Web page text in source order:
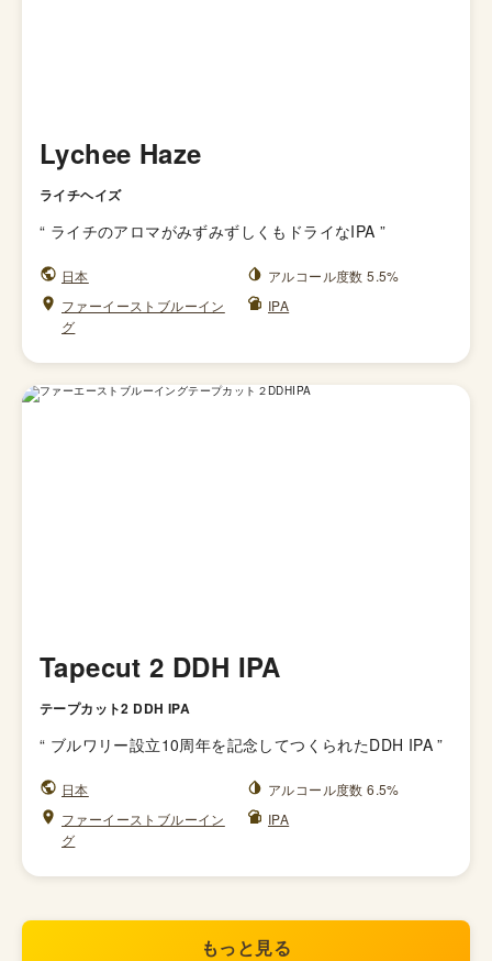
Lychee Haze
ライチヘイズ
“ ライチのアロマがみずみずしくもドライなIPA ”
日本
アルコール度数 5.5%
ファーイーストブルーイン
グ
IPA
Tapecut 2 DDH IPA
テープカット2 DDH IPA
“ ブルワリー設立10周年を記念してつくられたDDH IPA ”
日本
アルコール度数 6.5%
ファーイーストブルーイン
グ
IPA
もっと見る